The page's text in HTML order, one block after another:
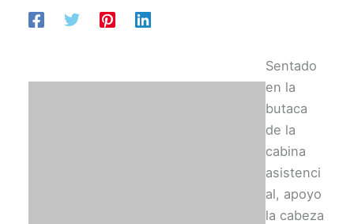
Sentado
en la
butaca
de la
cabina
asistenci
al, apoyo
la cabeza